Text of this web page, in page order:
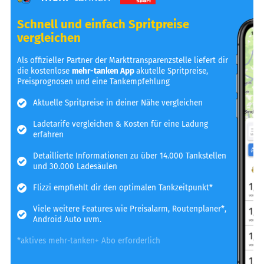
Schnell und einfach Spritpreise
vergleichen
Als offizieller Partner der Markttransparenzstelle liefert dir
die kostenlosemehr-tanken Appakutelle Spritpreise,
Preisprognosen und eine Tankempfehlung
Aktuelle Spritpreise in deiner Nähe vergleichen
Ladetarife vergleichen & Kosten für eine Ladung
erfahren
Detaillierte Informationen zu über 14.000 Tankstellen
und 30.000 Ladesäulen
Flizzi empfiehlt dir den optimalen Tankzeitpunkt*
Viele weitere Features wie Preisalarm, Routenplaner*,
Android Auto uvm.
*aktives mehr-tanken+ Abo erforderlich